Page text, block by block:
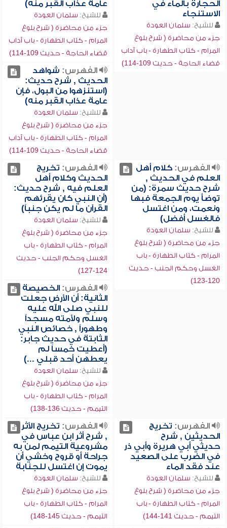
الحجارة بالماء في
الاستنجاء
للشيخ: سلمان العودة
جزء من محاضرة ( شرح بلوغ
المرام - كتاب الطهارة - باب آداب
قضاء الحاجة - حديث 109-114)
عامة عذاب القبر منه)
للشيخ: سلمان العودة
جزء من محاضرة ( شرح بلوغ
المرام - كتاب الطهارة - باب آداب
قضاء الحاجة - حديث 109-114)
الفهرس: شواهد
الحديث , شرح حديث:
(استنزهوا من البول، فإن
عامة عذاب القبر منه)
للشيخ: سلمان العودة
جزء من محاضرة ( شرح بلوغ
المرام - كتاب الطهارة - باب آداب
قضاء الحاجة - حديث 109-114)
الفهرس:كلام أهل
العلم في الحديث ,
شرح حديث سمرة: (من
توضأ يوم الجمعة فبها
ونعمت، ومن اغتسل
فالغسل أفضل)
للشيخ: سلمان العودة
جزء من محاضرة ( شرح بلوغ
المرام - كتاب الطهارة - باب
الغسل وحكم الجنب - حديث
120-123)
الفهرس: تخريج
الحديث وكلام أهل
العلم فيه , شرح حديث:
(أن النبي كان يقرئهم
القرآن ما لم يكن جنباً)
للشيخ: سلمان العودة
جزء من محاضرة ( شرح بلوغ
المرام - كتاب الطهارة - باب
الغسل وحكم الجنب - حديث
124-127)
الفهرس:الخصيصة
الثانية: أن الأرض جعلت
للنبي صلى الله عليه
وسلم ولأمته مسجداً
وطهوراً , خصائص النبي
الثابتة في حديث جابر:
(أعطيت خمساً لم
يعطهن أحد قبلي ...)
للشيخ: سلمان العودة
جزء من محاضرة ( شرح بلوغ
المرام - كتاب الطهارة - باب
التيمم - حديث 136-138)
الفهرس: تخريج
الحديثين , شرح
حديثي أبي هريرة وأبي ذر
في الضرب على الصعيد
عند فقد الماء
للشيخ: سلمان العودة
جزء من محاضرة ( شرح بلوغ
المرام - كتاب الطهارة - باب
التيمم - حديث 141-144)
الفهرس: تخريج الأثر
, شرح أثر ابن عباس في
مشروعية التيمم لمن به
جراحة أو قروح وخشي أن
يموت إن اغتسل للجنابة
للشيخ: سلمان العودة
جزء من محاضرة ( شرح بلوغ
المرام - كتاب الطهارة - باب
التيمم - حديث 145-148)